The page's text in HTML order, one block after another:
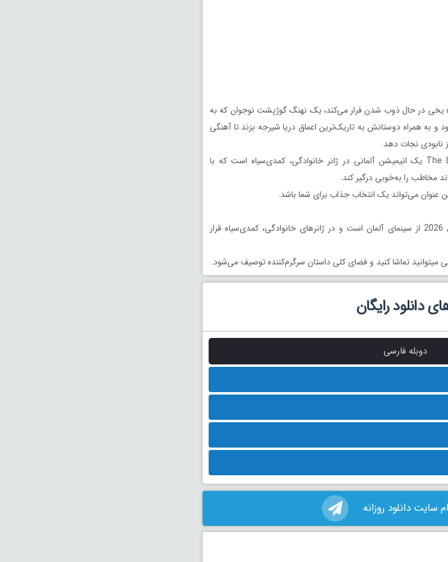
یخی در حال ذوب شدن فرار می‌کند، یک نهنگ گوژپشت نوجوان که به
همراه دوستانش به تاریک‌ترین اعماق دریا شیرجه بزند تا آهنگی
نابودی نجات دهد.
آخرین نهنگ آوازخوان The Last Whale Singer یک انیمیشن آلمانی در ژانر خانوادگی، کمدی‌سیاه است که با
مخاطب را به‌خوبی درگیر کند.
عنوان می‌تواند یک انتخاب جذاب برای شما باشد.
انیمیشن آخرین نهنگ آوازخوان محصول سال 2026 از سینمای آلمان است و در ژانرهای خانوادگی، کمدی‌سیاه قرار
میتوانید تماشا کنید و فضای کلی داستان سرگرم‌کننده توصیف می‌شود.
دانلود رایگان
دوبله فارسی
سایت دانلود روزانه